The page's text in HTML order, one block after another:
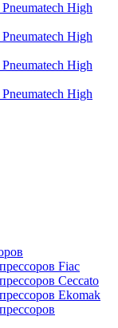
High
High
High
High
Fiac
Ceccato
Ekomak